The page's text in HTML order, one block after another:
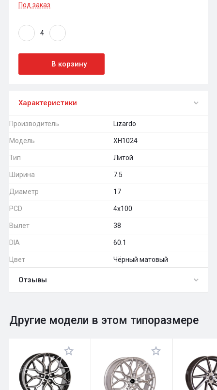
Под заказ
В корзину
Характеристики
Производитель Lizardo
Модель XH1024
Тип Литой
Ширина 7.5
Диаметр 17
PCD 4x100
Вылет 38
DIA 60.1
Цвет Чёрный матовый
Отзывы
Оставить отзыв
Общий рейтинг 0
Другие модели в этом типоразмере